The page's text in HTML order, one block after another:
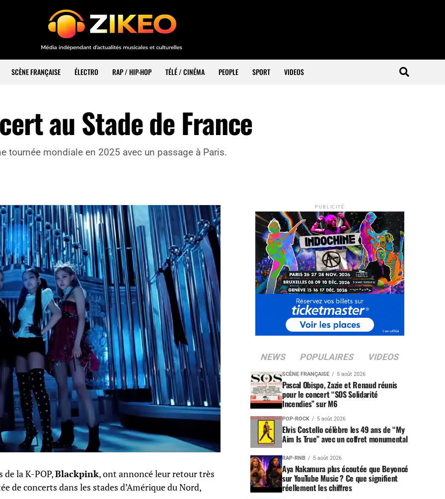
SCÈNE FRANÇAISE ÉLECTRO RAP / HIP-HOP TÉLÉ / CINÉMA PEOPLE SPORT VIDEOS
au Stade de France
tournée mondiale en 2025 avec un passage à Paris.
la K-POP,Blackpink, ont annoncé leur retour très
de concerts dans les stades d’Amérique du Nord,
PUBLICITÉ
NEWS POPULAIRES VIDEOS
SCÈNE FRANÇAISE 5 août 2026
Pascal Obispo, Zazie et Renaud réunis
pour le concert “SOS Solidarité
Incendies” sur M6
POP-ROCK 5 août 2026
Elvis Costello célèbre les 49 ans de “My
Aim Is True” avec un coffret monumental
RAP-RNB 5 août 2026
Aya Nakamura plus écoutée que Beyoncé
sur YouTube Music ? Ce que signifient
réellement les chiffres